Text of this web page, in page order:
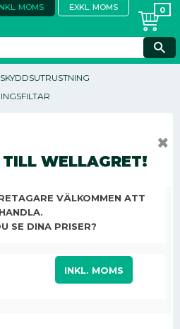
MOMS EXKL. MOMS
SKYDDSUTRUSTNING
WELLAGRET!
VÄLKOMMEN ATT
HANDLA.
SE DINA PRISER?
INKL. MOMS
✖